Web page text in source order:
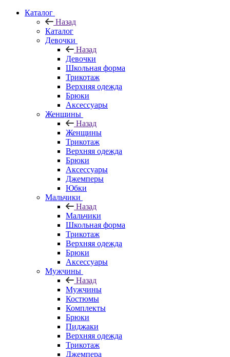
Каталог
Назад
Каталог
Девочки
Назад
Девочки
Школьная форма
Трикотаж
Верхняя одежда
Брюки
Аксессуары
Женщины
Назад
Женщины
Трикотаж
Верхняя одежда
Брюки
Аксессуары
Джемперы
Юбки
Мальчики
Назад
Мальчики
Школьная форма
Трикотаж
Верхняя одежда
Брюки
Аксессуары
Мужчины
Назад
Мужчины
Костюмы
Комплекты
Брюки
Пиджаки
Верхняя одежда
Трикотаж
Джемпера